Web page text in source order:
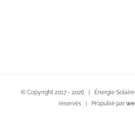
© Copyright 2017 - 2026 | Énergie
réservés | Propulsé par